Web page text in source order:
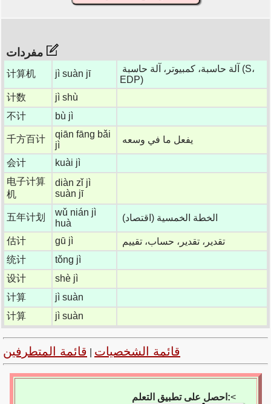
计算机 jì suàn jī
آلة حاسبة، كمبيوتر، آلة حاسبة (S،
EDP)
计数
jì shù
不计
bù jì
千方百计
qiān fāng bǎi
jì
يفعل ما في وسعه
会计
kuài jì
电子计算
机
diàn zǐ jì
suàn jī
五年计划
wǔ nián jì
huà
الخطة الخمسية (اقتصاد)
估计 gū jì
تقدير، تقدير، حساب، تقييم
统计
tǒng jì
设计
shè jì
计算
jì suàn
计算
jì suàn
قائمة الشخصيات قائمة المتطرفين
احصل على تطبيق التعلم:<